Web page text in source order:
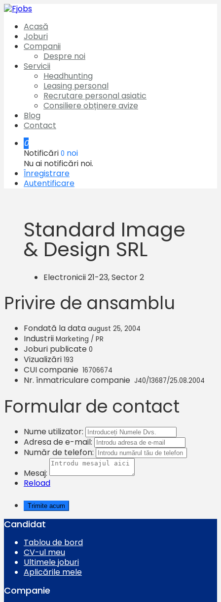
Acasă
Joburi
Companii
Despre noi
Servicii
Headhunting
Leasing personal
Recrutare personal asiatic
Consiliere obținere avize
Blog
Contact
0
Notificări 0 noi
Nu ai notificări noi.
Înregistrare
Autentificare
Standard Image
& Design SRL
Electronicii 21-23, Sector 2
Privire de ansamblu
Fondată la data august 25, 2004
Industrii Marketing / PR
Joburi publicate 0
Vizualizări 193
CUI companie 16706674
Nr. înmatriculare companie J40/13687/25.08.2004
Formular de contact
Nume utilizator:
Adresa de e-mail:
Număr de telefon:
Mesaj:
Reload
Candidat
Tablou de bord
CV-ul meu
Ultimele joburi
Aplicările mele
Companie